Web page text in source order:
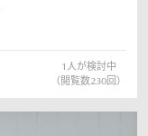
1 人が検討中
（閲覧数230回）